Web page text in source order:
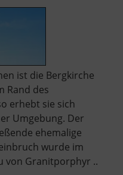
ist die Bergkirche
Rand des
erhebt sie sich
Umgebung. Der
ehemalige
wurde im
von Granitporphyr ..